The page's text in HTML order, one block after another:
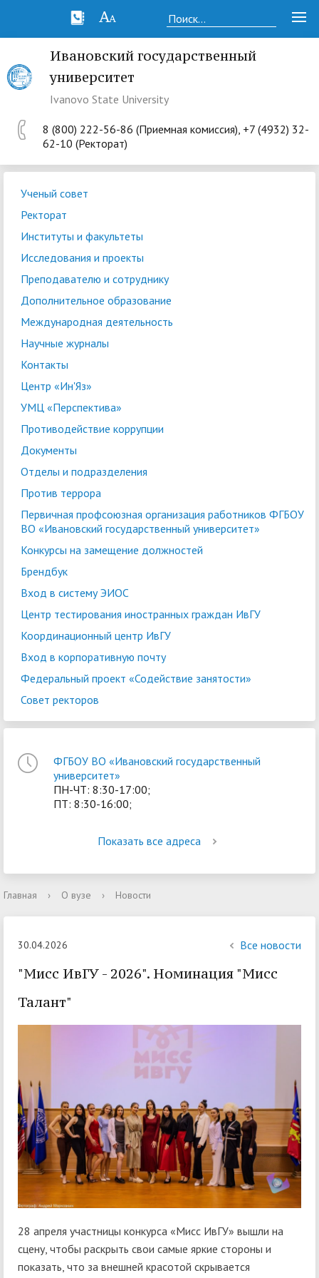
Ивановский государственный
университет
Ivanovo State University
8 (800) 222-56-86 (Приемная комиссия), +7 (4932) 32-
62-10 (Ректорат)
Ученый совет
Ректорат
Институты и факультеты
Исследования и проекты
Преподавателю и сотруднику
Дополнительное образование
Международная деятельность
Научные журналы
Контакты
Центр «Ин'Яз»
УМЦ «Перспектива»
Противодействие коррупции
Документы
Отделы и подразделения
Против террора
Первичная профсоюзная организация работников ФГБОУ
ВО «Ивановский государственный университет»
Конкурсы на замещение должностей
Брендбук
Вход в систему ЭИОС
Центр тестирования иностранных граждан ИвГУ
Координационный центр ИвГУ
Вход в корпоративную почту
Федеральный проект «Содействие занятости»
Совет ректоров
ФГБОУ ВО «Ивановский государственный
университет»
ПН-ЧТ: 8:30-17:00;
ПТ: 8:30-16:00;
Показать все адреса
Главная › О вузе › Новости
30.04.2026 Все новости
"Мисс ИвГУ - 2026". Номинация "Мисс
Талант"
28 апреля участницы конкурса «Мисс ИвГУ» вышли на
сцену, чтобы раскрыть свои самые яркие стороны и
показать, что за внешней красотой скрывается